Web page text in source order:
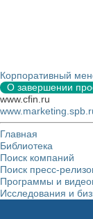
Корпоративный
О завершении
www.cfin.ru
Главная
Библиотека
Поиск компаний
Поиск пресс-
Программы и
Исследования и